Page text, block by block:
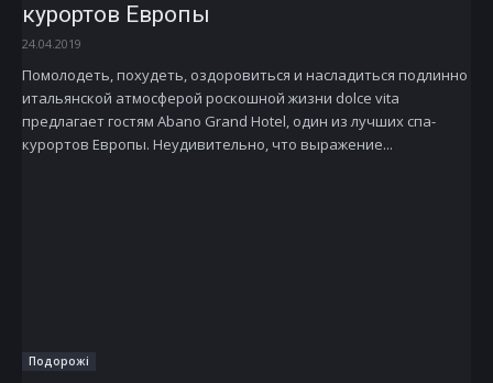
курортов Европы
24.04.2019
Помолодеть, похудеть, оздоровиться и насладиться подлинно
итальянской атмосферой роскошной жизни dolce vita
предлагает гостям Abano Grand Hotel, один из лучших спа­-
курортов Европы. Неудивительно, что выражение...
Подорожі